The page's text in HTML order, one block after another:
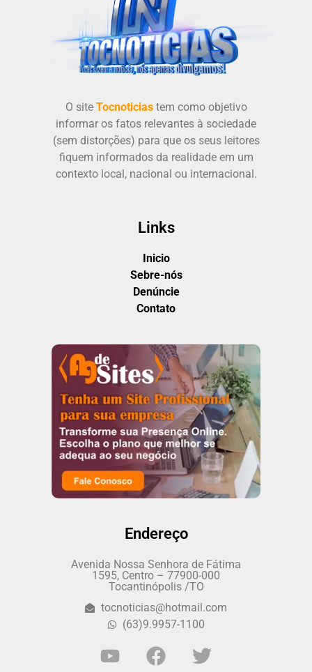
O site Tocnoticiastem como objetivo
informar os fatos relevantes à sociedade
(sem distorções) para que os seus leitores
fiquem informados da realidade em um
contexto local, nacional ou internacional.
Links
Inicio
Sebre-nós
Denúncie
Contato
Endereço
Avenida Nossa Senhora de Fátima
1595, Centro – 77900-000
Tocantinópolis /TO
tocnoticias@hotmail.com
(63)9.9957-1100